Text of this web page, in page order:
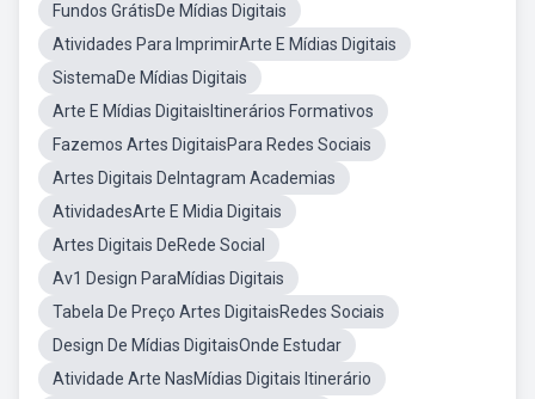
Fundos GrátisDe Mídias Digitais
Atividades Para ImprimirArte E Mídias Digitais
SistemaDe Mídias Digitais
Arte E Mídias DigitaisItinerários Formativos
Fazemos Artes DigitaisPara Redes Sociais
Artes Digitais DeIntagram Academias
AtividadesArte E Midia Digitais
Artes Digitais DeRede Social
Av1 Design ParaMídias Digitais
Tabela De Preço Artes DigitaisRedes Sociais
Design De Mídias DigitaisOnde Estudar
Atividade Arte NasMídias Digitais Itinerário